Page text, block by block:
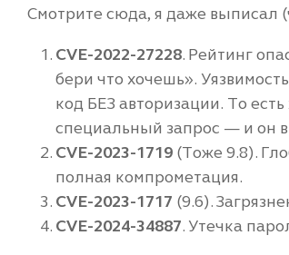
Смотрите сюда, я даже выписал
CVE-2022-27228. Рейтинг
бери что хочешь».
код БЕЗ авторизации. То
специальный запрос — и он
CVE-2023-1719(Тоже 9.8).
полная компрометация.
CVE-2023-1717 (9.6).
CVE-2024-34887. Утечка